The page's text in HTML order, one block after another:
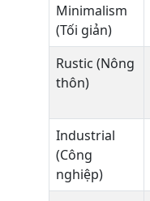
Minimalism
(Tối giản)
Rustic (Nông
thôn)
Industrial
(Công
nghiệp)